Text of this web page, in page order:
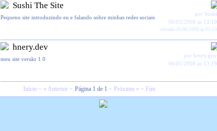
por Sushi
06/05/2008 às 13:19
editado 26/06/2008 às 01:13
Sushi The Site
Pequeno site introduzindo eu e falando sobre minhas redes sociais
por henry.guy
06/05/2008 às 13:19
hnery.dev
meu site versão 1.0
Início ~ « Anterior ~ Página 1 de 1 ~ Próximo » ~ Fim